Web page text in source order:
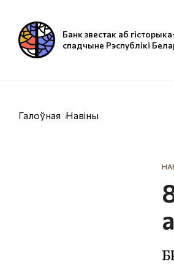
Банк звестак аб
спадчыне Рэспублікі
Галоўная Навіны